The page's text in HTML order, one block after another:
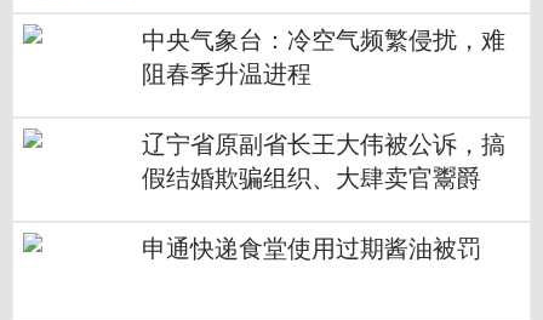
中央气象台：冷空气频繁侵扰，难
阻春季升温进程
辽宁省原副省长王大伟被公诉，搞
假结婚欺骗组织、大肆卖官鬻爵
申通快递食堂使用过期酱油被罚